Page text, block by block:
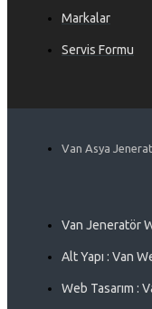
Markalar
Servis Formu
Van Asya
Van Jeneratör
Alt Yapı : Van
Web Tasarım :